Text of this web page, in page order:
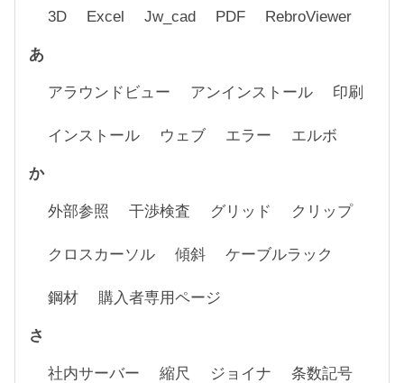
Q.シリアル番号とパスワードがわからない
3D Excel Jw_cad PDF RebroViewer
あ
アラウンドビュー アンインストール 印刷
インストール ウェブ エラー エルボ
か
外部参照 干渉検査 グリッド クリップ
クロスカーソル 傾斜 ケーブルラック
鋼材 購入者専用ページ
さ
社内サーバー 縮尺 ジョイナ 条数記号